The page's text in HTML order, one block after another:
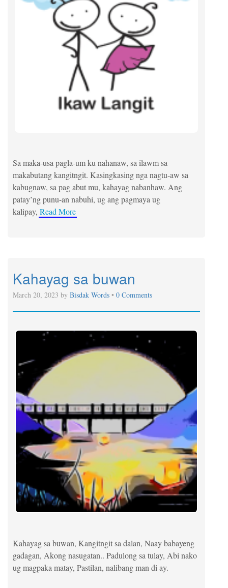
Sa maka-usa pagla-um ku nahanaw, sa ilawm sa
makabutang kangitngit. Kasingkasing nga nagtu-aw sa
kabugnaw, sa pag abut mu, kahayag nabanhaw. Ang
patay’ng punu-an nabuhi, ug ang pagmaya ug
kalipay, Read More
Kahayag sa buwan
March 20, 2023 by Bisdak Words • 0 Comments
Kahayag sa buwan, Kangitngit sa dalan, Naay babayeng
gadagan, Akong nasugatan.. Padulong sa tulay, Abi nako
ug magpaka matay, Pastilan, nalibang man di ay.